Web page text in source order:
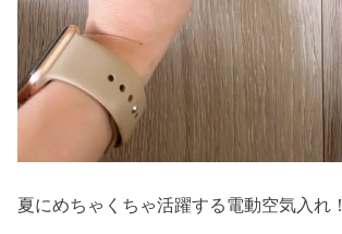
夏にめちゃくちゃ活躍する電動空気入れ！